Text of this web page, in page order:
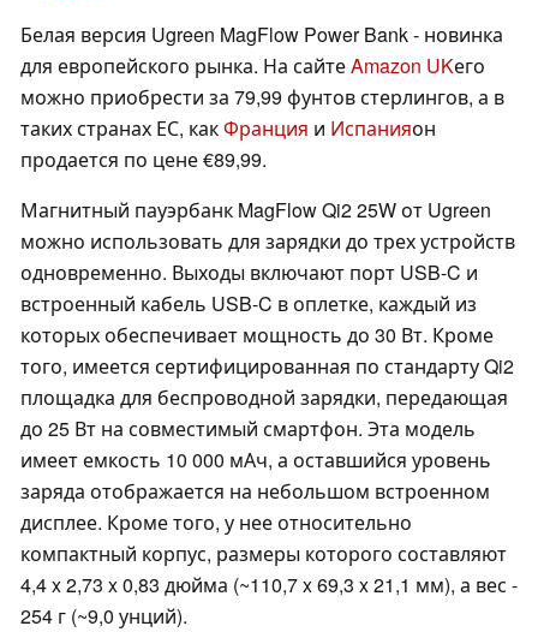
Белая версия Ugreen MagFlow Power Bank - новинка
для европейского рынка. На сайтеAmazon UKего
можно приобрести за 79,99 фунтов стерлингов, а в
таких странах ЕС, какФранция и Испанияон
продается по цене €89,99.
Магнитный пауэрбанк MagFlow Qi2 25W от Ugreen
можно использовать для зарядки до трех устройств
одновременно. Выходы включают порт USB-C и
встроенный кабель USB-C в оплетке, каждый из
которых обеспечивает мощность до 30 Вт. Кроме
того, имеется сертифицированная по стандарту Qi2
площадка для беспроводной зарядки, передающая
до 25 Вт на совместимый смартфон. Эта модель
имеет емкость 10 000 мАч, а оставшийся уровень
заряда отображается на небольшом встроенном
дисплее. Кроме того, у нее относительно
компактный корпус, размеры которого составляют
4,4 x 2,73 x 0,83 дюйма (~110,7 x 69,3 x 21,1 мм), а вес -
254 г (~9,0 унций).